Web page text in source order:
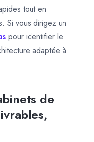
tout en
Si vous dirigez un
pour identifier le
adaptée à
de